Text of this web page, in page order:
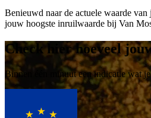
Benieuwd naar de actuele waarde
jouw hoogste inruilwaarde bij Van
Check hier hoeveel
Binnen één minuut een indicatie wat